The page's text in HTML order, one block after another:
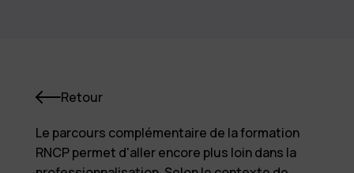
Retour
Le parcours complémentaire de la formation
RNCP permet d'aller encore plus loin dans la